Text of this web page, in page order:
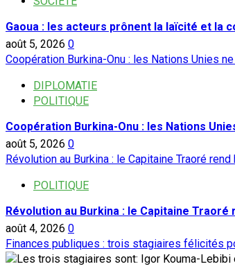
Gaoua : les acteurs prônent la laïcité et la
août 5, 2026 0
Coopération Burkina-Onu : les Nations Unies
DIPLOMATIE
POLITIQUE
Coopération Burkina-Onu : les Nations
août 5, 2026 0
Révolution au Burkina : le Capitaine Traoré
POLITIQUE
Révolution au Burkina : le Capitaine
août 4, 2026 0
Finances publiques : trois stagiaires félicités